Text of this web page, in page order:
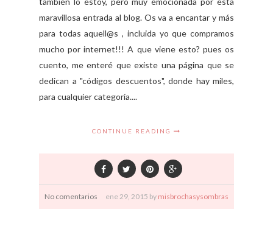
maravillosa entrada al blog. Os va a encantar y más
para todas aquell@s , incluida yo que compramos
mucho por internet!!! A que viene esto? pues os
cuento, me enteré que existe una página que se
dedican a "códigos descuentos", donde hay miles,
para cualquier categoría....
CONTINUE READING
No comentarios ene29, 2015 by misbrochasysombras